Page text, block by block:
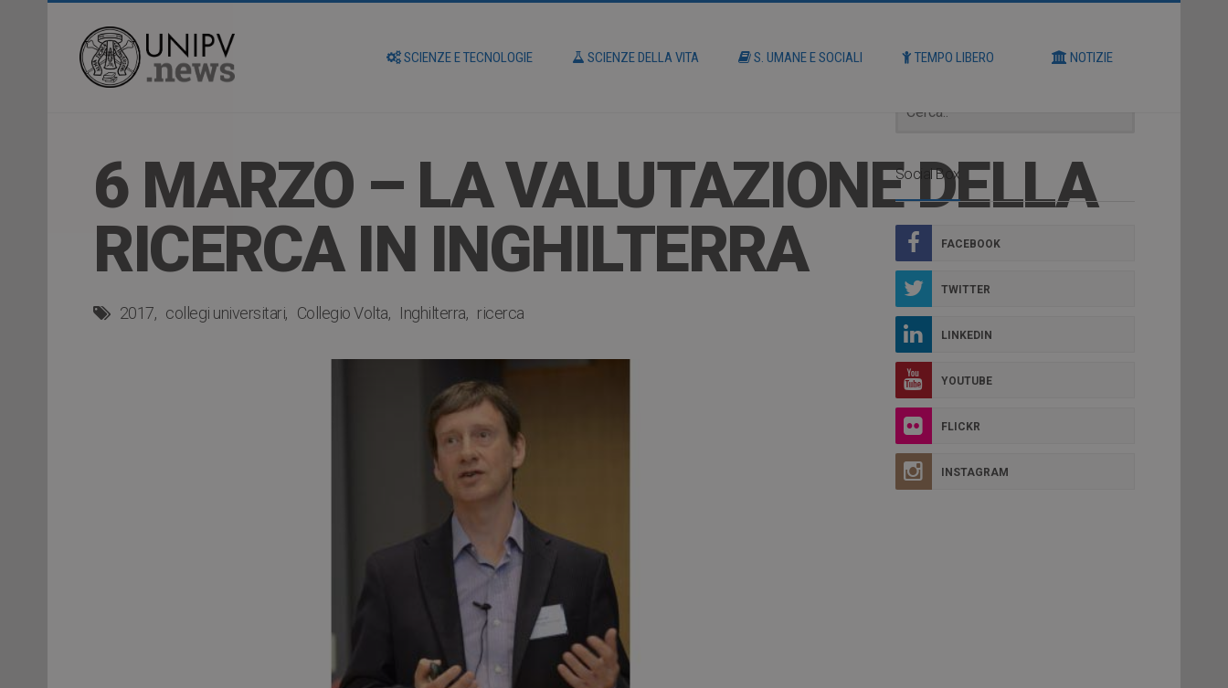
SCIENZE E TECNOLOGIE SCIENZE DELLA VITA S. UMANE E SOCIALI TEMPO LIBERO NOTIZIE
6 MARZO – LA VALUTAZIONE DELLA
RICERCA IN INGHILTERRA
2017 collegi universitari Collegio Volta Inghilterra ricerca
Social Box
FACEBOOK
TWITTER
LINKEDIN
YOUTUBE
FLICKR
INSTAGRAM